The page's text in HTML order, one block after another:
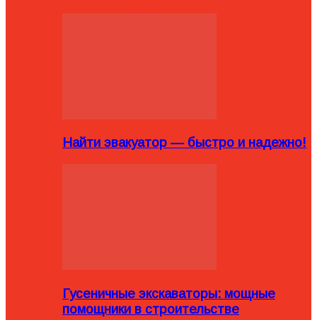
Найти эвакуатор — быстро и надежно!
Гусеничные экскаваторы: мощные
помощники в строительстве